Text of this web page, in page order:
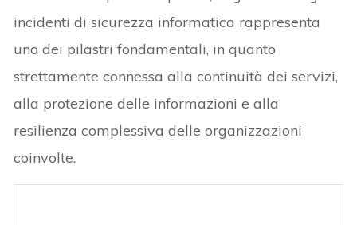
incidenti di sicurezza informatica rappresenta
uno dei pilastri fondamentali, in quanto
strettamente connessa alla continuità dei servizi,
alla protezione delle informazioni e alla
resilienza complessiva delle organizzazioni
coinvolte.